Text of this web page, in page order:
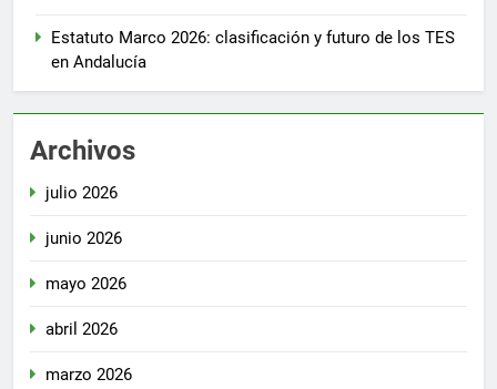
Estatuto Marco 2026: clasificación y futuro de los TES
en Andalucía
Archivos
julio 2026
junio 2026
mayo 2026
abril 2026
marzo 2026